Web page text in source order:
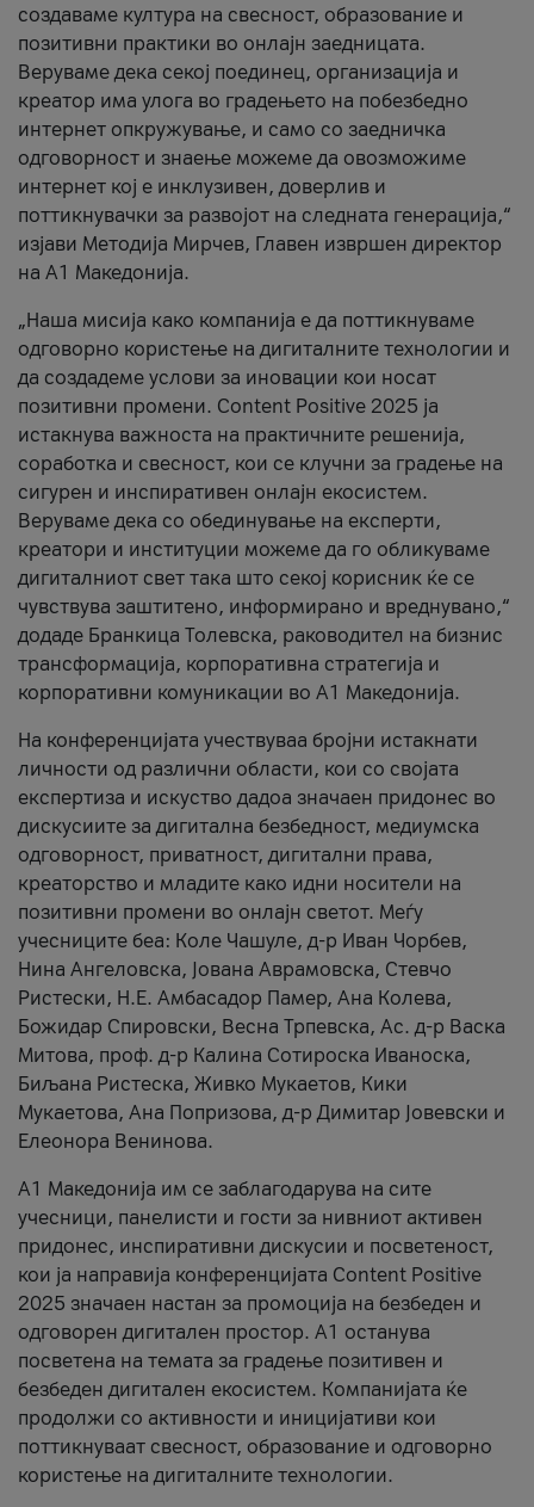
создаваме култура на свесност, образование и
позитивни практики во онлајн заедницата.
Веруваме дека секој поединец, организација и
креатор има улога во градењето на побезбедно
интернет опкружување, и само со заедничка
одговорност и знаење можеме да овозможиме
интернет кој е инклузивен, доверлив и
поттикнувачки за развојот на следната генерација,“
изјави Методија Мирчев, Главен извршен директор
на А1 Македонија.
„Наша мисија како компанија е да поттикнуваме
одговорно користење на дигиталните технологии и
да создадеме услови за иновации кои носат
позитивни промени. Content Positive 2025 ја
истакнува важноста на практичните решенија,
соработка и свесност, кои се клучни за градење на
сигурен и инспиративен онлајн екосистем.
Веруваме дека со обединување на експерти,
креатори и институции можеме да го обликуваме
дигиталниот свет така што секој корисник ќе се
чувствува заштитено, информирано и вреднувано,“
додаде Бранкица Толевска, раководител на бизнис
трансформација, корпоративна стратегија и
корпоративни комуникации во А1 Македонија.
На конференцијата учествуваа бројни истакнати
личности од различни области, кои со својата
експертиза и искуство дадоа значаен придонес во
дискусиите за дигитална безбедност, медиумска
одговорност, приватност, дигитални права,
креаторство и младите како идни носители на
позитивни промени во онлајн светот. Меѓу
учесниците беа: Коле Чашуле, д-р Иван Чорбев,
Нина Ангеловска, Јована Аврамовска, Стевчо
Ристески, Н.Е. Амбасадор Памер, Ана Колева,
Божидар Спировски, Весна Трпевска, Ас. д-р Васка
Митова, проф. д-р Калина Сотироска Иваноска,
Биљана Ристеска, Живко Мукаетов, Кики
Мукаетова, Ана Попризова, д-р Димитар Јовевски и
Елеонора Венинова.
А1 Македонија им се заблагодарува на сите
учесници, панелисти и гости за нивниот активен
придонес, инспиративни дискусии и посветеност,
кои ја направија конференцијата Content Positive
2025 значаен настан за промоција на безбеден и
одговорен дигитален простор. А1 останува
посветена на темата за градење позитивен и
безбеден дигитален екосистем. Компанијата ќе
продолжи со активности и иницијативи кои
поттикнуваат свесност, образование и одговорно
користење на дигиталните технологии.